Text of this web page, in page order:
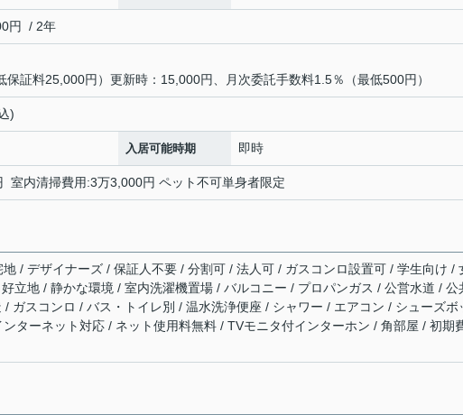
円 / 2年
保証料25,000円）更新時：15,000円、月次委託手数料1.5％（最低500円）
)
入居可能時期 即時
室内清掃費用:3万3,000円 ペット不可単身者限定
/ デザイナーズ / 保証人不要 / 分割可 / 法人可 / ガスコンロ設置可 / 学生向け /
立地 / 静かな環境 / 室内洗濯機置場 / バルコニー / プロパンガス / 公営水道 / 公
ガスコンロ / バス・トイレ別 / 温水洗浄便座 / シャワー / エアコン / シューズボ
ターネット対応 / ネット使用料無料 / TVモニタ付インターホン / 角部屋 / 初期